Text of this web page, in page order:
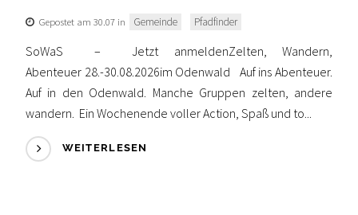
Gepostet am 30.07 in Gemeinde Pfadfinder
SoWaS – Jetzt anmeldenZelten, Wandern,
Abenteuer 28.-30.08.2026im Odenwald Auf ins Abenteuer.
Auf in den Odenwald. Manche Gruppen zelten, andere
wandern. Ein Wochenende voller Action, Spaß und to...
WEITERLESEN